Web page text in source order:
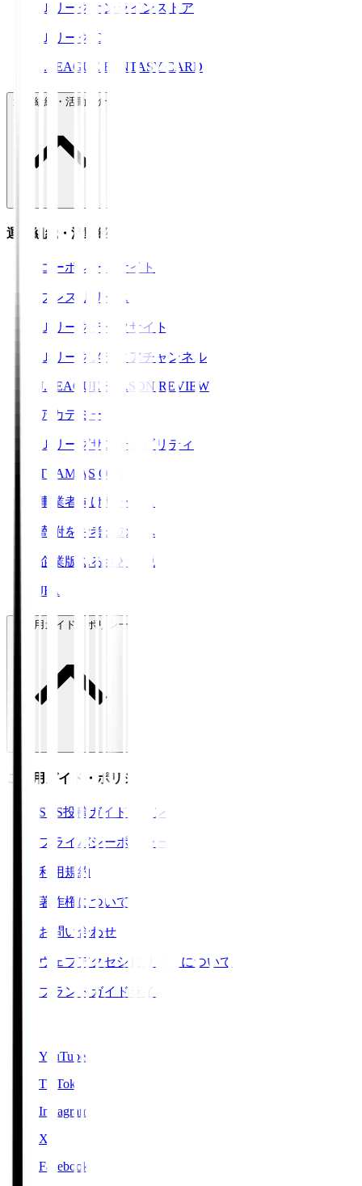
Ｊリーグオンラインストア
ＪリーグID
J.LEAGUE FANTASY CARD
運営組織・活動紹介
運営組織・活動紹介
コーポレートサイト
プレスリリース
Ｊリーグデータサイト
Ｊリーグメディアチャンネル
J.LEAGUE SEASON REVIEW
アカデミー
Ｊリーグサステナビリティ
TEAM AS ONE
事業者向けサービス
寄附をお考えの方へ
企業版ふるさと納税
JFA
ご利用ガイド・ポリシー
ご利用ガイド・ポリシー
SNS投稿ガイドライン
プライバシーポリシー
利用規約
著作権について
お問い合わせ
ウェブアクセシビリティについて
ブランドガイドライン
YouTube
TikTok
Instagram
X
Facebook